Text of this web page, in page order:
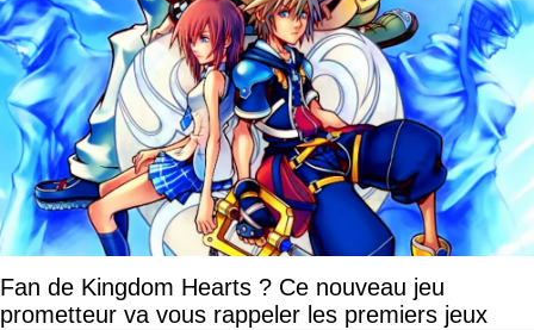
Fan de Kingdom Hearts ? Ce nouveau jeu
prometteur va vous rappeler les premiers jeux